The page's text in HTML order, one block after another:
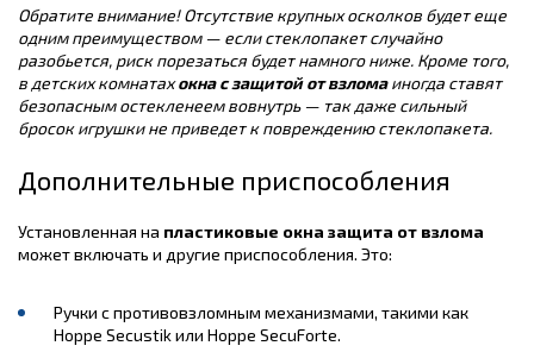
Обратите внимание! Отсутствие крупных осколков будет еще
одним преимуществом — если стеклопакет случайно
разобьется, риск порезаться будет намного ниже. Кроме того,
в детских комнатахокна с защитой от взлома иногда ставят
безопасным остекленеем вовнутрь — так даже сильный
бросок игрушки не приведет к повреждению стеклопакета.
Дополнительные приспособления
Установленная на пластиковые окна защита от взлома
может включать и другие приспособления. Это:
Ручки с противовзломным механизмами, такими как
Hoppe Secustik или Hoppe SecuForte.